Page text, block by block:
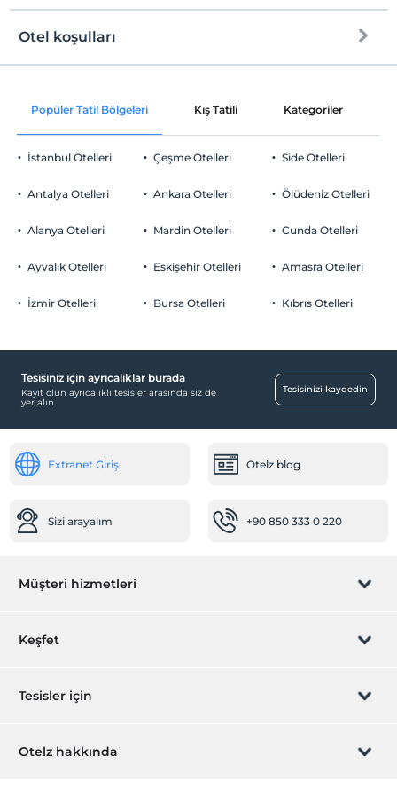
Ücretsiz Halka Açık Otopark
Otopark (Tesis disinda)
Doğa Manzarası
Otel koşulları
Check/in
Check/out
En geç saat 11:00 ve öncesi
Evcil Hayvan
2 yaşına kadar olan bebekler ücretsizdir.
Her bir oda için 2. çocuk 12 yaşına kadar ücretsizdir
Popüler Tatil Bölgeleri Kış Tatili Kategoriler
İstanbul Otelleri
Antalya Otelleri
Alanya Otelleri
Ayvalık Otelleri
İzmir Otelleri
Çeşme Otelleri
Ankara Otelleri
Mardin Otelleri
Eskişehir Otelleri
Bursa Otelleri
Side Otelleri
Ölüdeniz Otelleri
Cunda Otelleri
Amasra Otelleri
Kıbrıs Otelleri
Tesisiniz için ayrıcalıklar burada
Kayıt olun ayrıcalıklı tesisler arasında siz de
yer alın
Tesisinizi kaydedin
Extranet Giriş Otelz blog
Sizi arayalım +90 850 333 0 220
Müşteri hizmetleri
Rezervasyon yönet
Keşfet
Hediye Kart
Tesisler için
Hemen tesisinizi ekleyin
Otelz hakkında